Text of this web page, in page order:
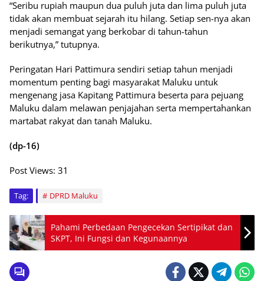
“Seribu rupiah maupun dua puluh juta dan lima puluh juta
tidak akan membuat sejarah itu hilang. Setiap sen-nya akan
menjadi semangat yang berkobar di tahun-tahun
berikutnya,” tutupnya.
Peringatan Hari Pattimura sendiri setiap tahun menjadi
momentum penting bagi masyarakat Maluku untuk
mengenang jasa Kapitang Pattimura beserta para pejuang
Maluku dalam melawan penjajahan serta mempertahankan
martabat rakyat dan tanah Maluku.
(dp-16)
Post Views: 31
Tag: DPRD Maluku
Pahami Perbedaan Pengecekan Sertipikat dan
SKPT, Ini Fungsi dan Kegunaannya